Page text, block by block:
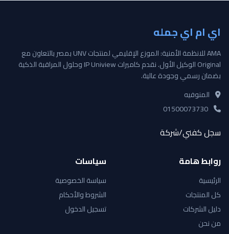
اي ام اي جمله
AMA للانظمة الأمنية: الموزع الإقليمي لمنتجات UNV بمصر بالتعاون مع
Original الوكيل الأول. نقدم كاميرات IP Uniview وحلول المراقبة الذكية
بضمان رسمي وجودة عالية.
المنوفيه
سجل كفني/شركة
روابط هامة
الرئيسية
كل المنتجات
دليل الشركات
من نحن
سياسات
سياسة الخصوصية
الشروط والأحكام
تسجيل الدخول